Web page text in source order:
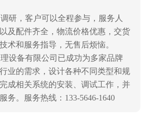
研，客户可以全程参与，服务人
及配件齐全，物流价格优惠，交货
术和服务指导，无售后烦恼。
设备有限公司已成功为多家品牌
业的需求，设计各种不同类型和规
成相关系统的安装、调试工作，并
务。服务热线：133-5646-1640